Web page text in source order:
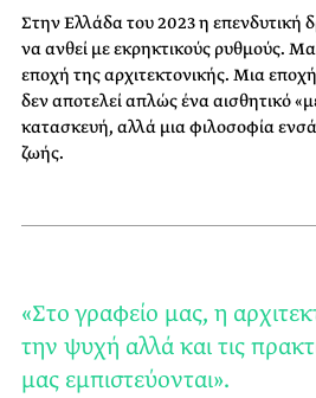
Στην Ελλάδα του 2023 η επενδυτική
να ανθεί με εκρηκτικούς ρυθμούς.
εποχή της αρχιτεκτονικής. Μια
δεν αποτελεί απλώς ένα αισθητικό
κατασκευή, αλλά μια φιλοσοφία
ζωής.
«Στο γραφείο μας, η
την ψυχή αλλά και τις
μας εμπιστεύονται».